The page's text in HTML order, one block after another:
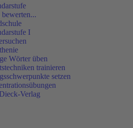
I
Wörter üben
trainieren
setzen
Verlag